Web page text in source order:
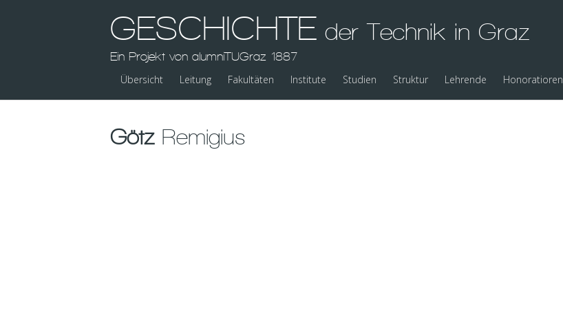
GESCHICHTE der Technik in Graz
Ein Projekt von alumniTUGraz 1887
Übersicht Leitung Fakultäten Institute Studien Struktur Lehrende Honoratioren
GötzRemigius